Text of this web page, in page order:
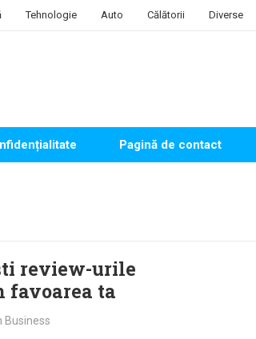
Tehnologie Auto Călătorii Diverse
Pagină de contact
review-urile
favoarea ta
Business